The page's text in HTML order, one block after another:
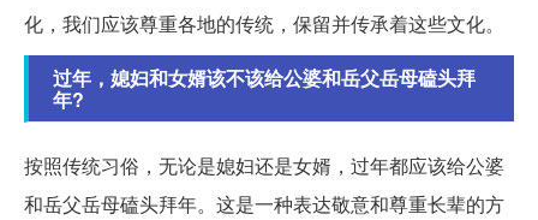
化，我们应该尊重各地的传统，保留并传承着这些文化。
过年，媳妇和女婿该不该给公婆和岳父岳母磕头拜
年?
按照传统习俗，无论是媳妇还是女婿，过年都应该给公婆
和岳父岳母磕头拜年。这是一种表达敬意和尊重长辈的方